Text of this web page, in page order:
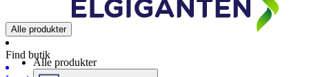
Alle produkter
Find butik
Alle produkter